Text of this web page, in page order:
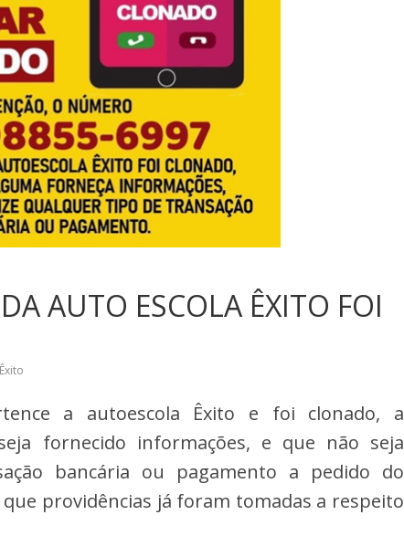
AUTO ESCOLA ÊXITO FOI
a autoescola Êxito e foi clonado, a
fornecido informações, e que não seja
bancária ou pagamento a pedido do
providências já foram tomadas a respeito